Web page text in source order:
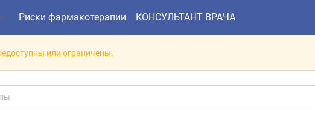
Риски фармакотерапии КОНСУЛЬТАНТ ВРАЧА
или ограничены.